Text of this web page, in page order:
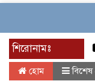
শিরোনামঃ
হোম বিশেষ